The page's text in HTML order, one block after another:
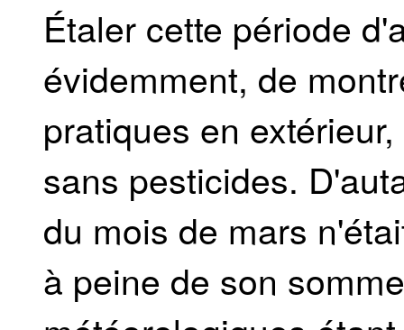
Étaler cette période
évidemment, de
pratiques en
sans pesticides.
du mois de mars
à peine de son